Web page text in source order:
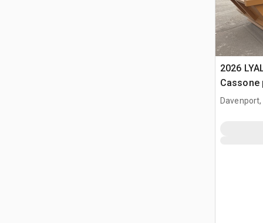
2026
Cassone
(Unused)
Davenport,